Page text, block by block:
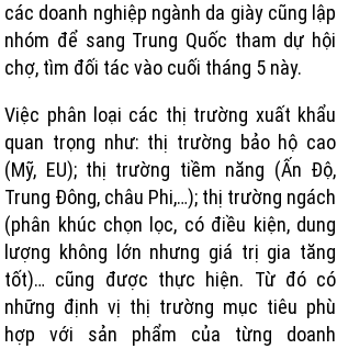
các doanh nghiệp ngành da giày cũng lập
nhóm để sang Trung Quốc tham dự hội
chợ, tìm đối tác vào cuối tháng 5 này.
Việc phân loại các thị trường xuất khẩu
quan trọng như: thị trường bảo hộ cao
(Mỹ, EU); thị trường tiềm năng (Ấn Độ,
Trung Đông, châu Phi,…); thị trường ngách
(phân khúc chọn lọc, có điều kiện, dung
lượng không lớn nhưng giá trị gia tăng
tốt)… cũng được thực hiện. Từ đó có
những định vị thị trường mục tiêu phù
hợp với sản phẩm của từng doanh